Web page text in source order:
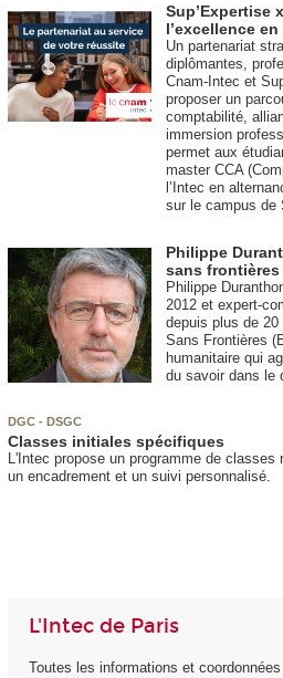
Sup’Expertise
l’excellence
Un partenariat
diplômantes,
Cnam-Intec et
proposer un
comptabilité,
immersion
permet aux
master CCA
l’Intec en
sur le campus de
Philippe
sans frontières
Philippe
2012 et expert-
depuis plus de
Sans Frontières
humanitaire qui
du savoir dans le
DGC - DSGC
Classes initiales spécifiques
L'Intec propose un programme de
un encadrement et un suivi personnalisé.
L'Intec de Paris
Toutes les informations et